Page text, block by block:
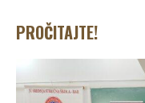
PROČITAJTE!